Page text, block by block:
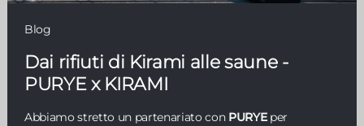
Blog
Dai rifiuti di Kirami alle saune -
PURYE x KIRAMI
Abbiamo stretto un partenariato con PURYEper